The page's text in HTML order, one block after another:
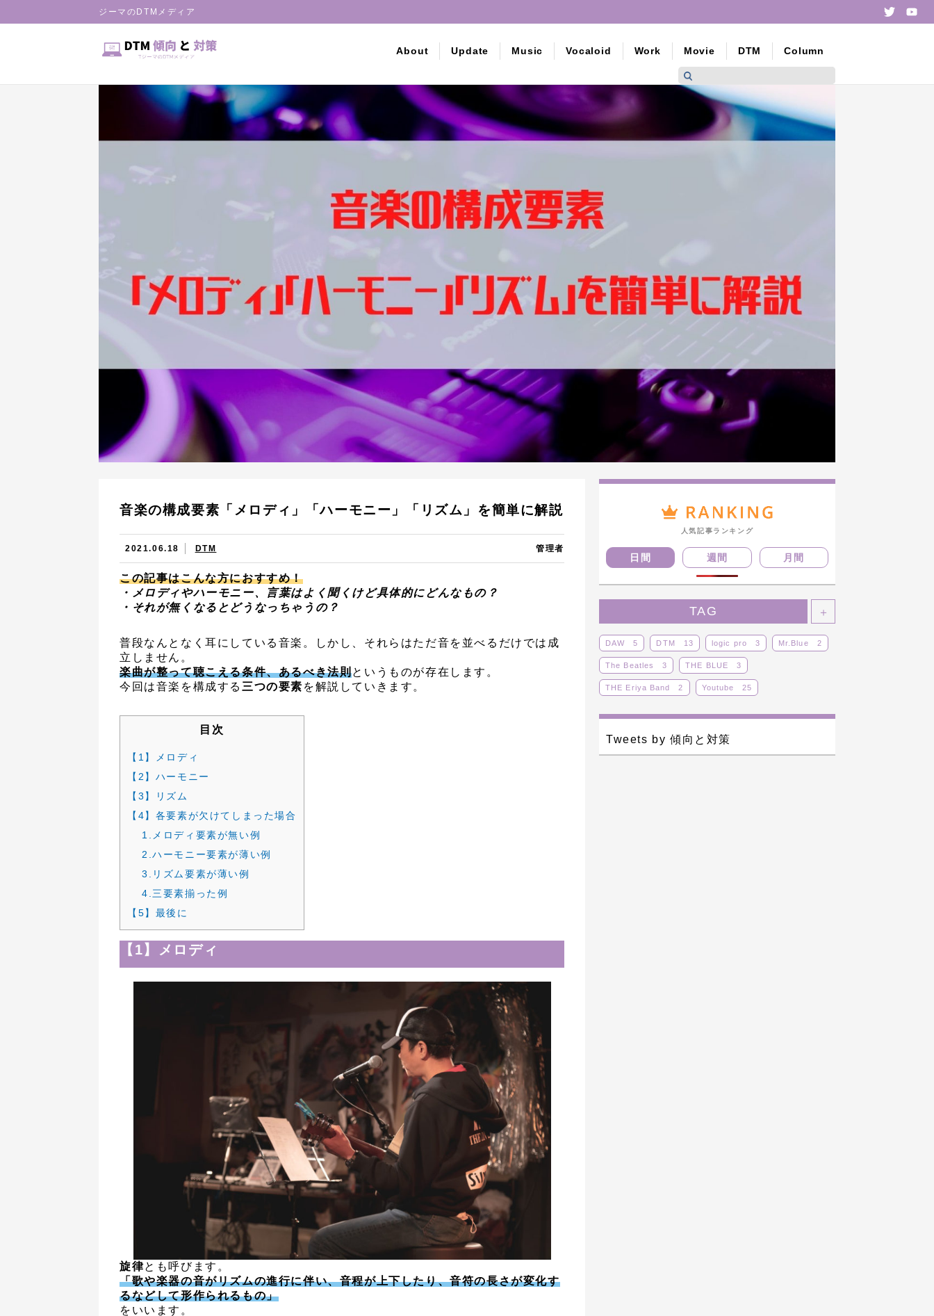
ジーマのDTMメディア
About Update Music Vocaloid Work Movie DTM Column
DTM
音楽の構成要素「メロディ」「ハーモニー」「リズム」を簡単に解説
音楽の構成要素「メロディ」「ハーモニー」「リズム」を簡単に解説
2021.06.18 DTM 管理者
この記事はこんな方におすすめ！
・メロディやハーモニー、言葉はよく聞くけど具体的にどんなもの？
・それが無くなるとどうなっちゃうの？
普段なんとなく耳にしている音楽。しかし、それらはただ音を並べるだけでは成
立しません。
楽曲が整って聴こえる条件、あるべき法則というものが存在します。
今回は音楽を構成する 三つの要素 を解説していきます。
目次
【1】メロディ
【2】ハーモニー
【3】リズム
【4】各要素が欠けてしまった場合
1.メロディ要素が無い例
2.ハーモニー要素が薄い例
3.リズム要素が薄い例
4.三要素揃った例
【5】最後に
【1】メロディ
旋律とも呼びます。
「歌や楽器の音がリズムの進行に伴い、音程が上下したり、音符の長さが変化す
るなどして形作られるもの」
をいいます。
人気記事ランキング
日間 週間 月間
TAG ＋
DAW 5 DTM 13 logic pro 3 Mr.Blue 2
The Beatles 3 THE BLUE 3
THE Eriya Band 2 Youtube 25
ライブ
動画 29 蒼子バンド 9
Tweets by 傾向と対策